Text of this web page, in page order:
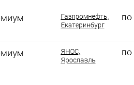
Газпромнефть,
Екатеринбург
ЯНОС,
Ярославль